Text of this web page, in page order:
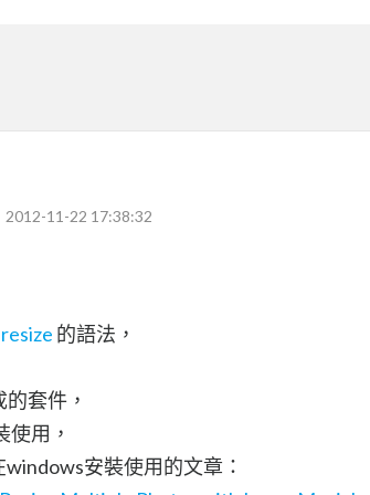
2012-11-22 17:38:32
resize 的語法，
套件，
使用，
安裝使用的文章：